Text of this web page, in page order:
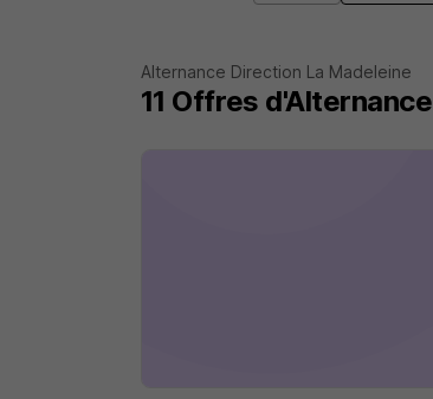
Alternance Direction La Madeleine
11 Offres d'Alternance